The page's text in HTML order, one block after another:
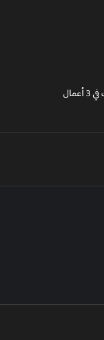
أحمد عبد الوهاب يشارك في 3 أعمال